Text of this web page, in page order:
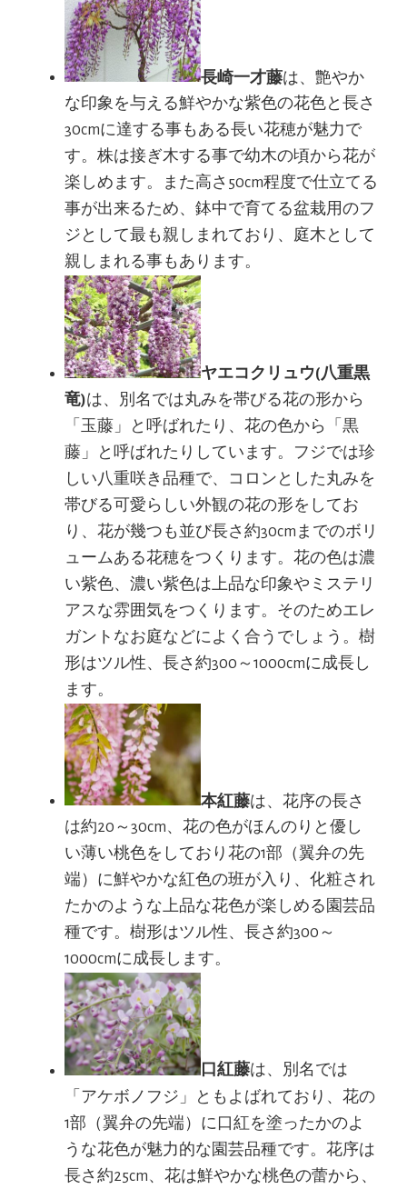
長崎一才藤は、艶やか
な印象を与える鮮やかな紫色の花色と長さ
30cmに達する事もある長い花穂が魅力で
す。株は接ぎ木する事で幼木の頃から花が
楽しめます。また高さ50cm程度で仕立てる
事が出来るため、鉢中で育てる盆栽用のフ
ジとして最も親しまれており、庭木として
親しまれる事もあります。
ヤエコクリュウ(八重黒
竜)は、別名では丸みを帯びる花の形から
「玉藤」と呼ばれたり、花の色から「黒
藤」と呼ばれたりしています。フジでは珍
しい八重咲き品種で、コロンとした丸みを
帯びる可愛らしい外観の花の形をしてお
り、花が幾つも並び長さ約30cmまでのボリ
ュームある花穂をつくります。花の色は濃
い紫色、濃い紫色は上品な印象やミステリ
アスな雰囲気をつくります。そのためエレ
ガントなお庭などによく合うでしょう。樹
形はツル性、長さ約300～1000cmに成長し
ます。
本紅藤は、花序の長さ
は約20～30cm、花の色がほんのりと優し
い薄い桃色をしており花の1部（翼弁の先
端）に鮮やかな紅色の班が入り、化粧され
たかのような上品な花色が楽しめる園芸品
種です。樹形はツル性、長さ約300～
1000cmに成長します。
口紅藤は、別名では
「アケボノフジ」ともよばれており、花の
1部（翼弁の先端）に口紅を塗ったかのよ
うな花色が魅力的な園芸品種です。花序は
長さ約25cm、花は鮮やかな桃色の蕾から、